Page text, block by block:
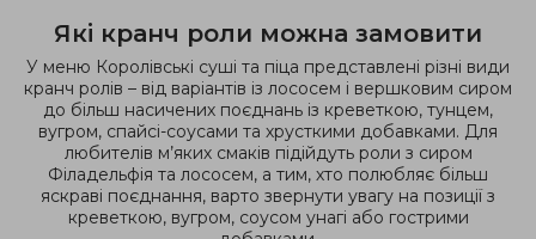
Які кранч роли можна замовити
У меню Королівські суші та піца представлені різні види
кранч ролів – від варіантів із лососем і вершковим сиром
до більш насичених поєднань із креветкою, тунцем,
вугром, спайсі-соусами та хрусткими добавками. Для
любителів м’яких смаків підійдуть роли з сиром
Філадельфія та лососем, а тим, хто полюбляє більш
яскраві поєднання, варто звернути увагу на позиції з
креветкою, вугром, соусом унагі або гострими